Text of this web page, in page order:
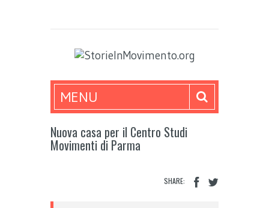
MENU
Nuova casa per il Centro Studi
Movimenti di Parma
SHARE: